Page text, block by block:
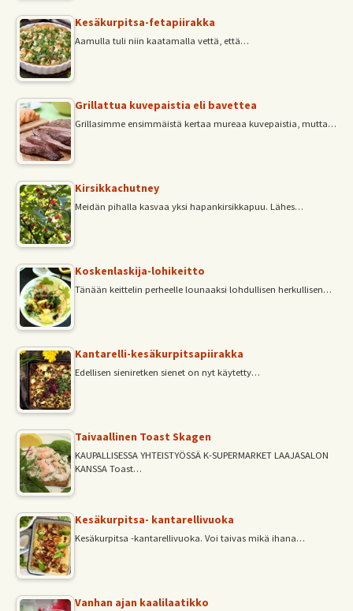
Kesäkurpitsa-fetapiirakka
Aamulla tuli niin kaatamalla vettä, että…
Grillattua kuvepaistia eli bavettea
Grillasimme ensimmäistä kertaa mureaa kuvepaistia, mutta…
Kirsikkachutney
Meidän pihalla kasvaa yksi hapankirsikkapuu. Lähes…
Koskenlaskija-lohikeitto
Tänään keittelin perheelle lounaaksi lohdullisen herkullisen…
Kantarelli-kesäkurpitsapiirakka
Edellisen sieniretken sienet on nyt käytetty…
Taivaallinen Toast Skagen
KAUPALLISESSA YHTEISTYÖSSÄ K-SUPERMARKET LAAJASALON
KANSSA Toast…
Kesäkurpitsa- kantarellivuoka
Kesäkurpitsa -kantarellivuoka. Voi taivas mikä ihana…
Vanhan ajan kaalilaatikko